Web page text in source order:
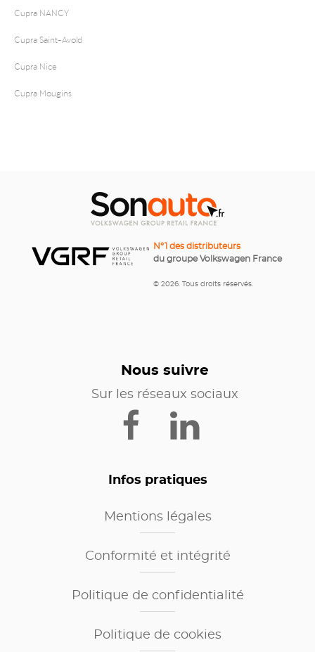
Cupra NANCY
Cupra Saint-Avold
Cupra Nice
Cupra Mougins
N°1 des distributeurs
du groupe Volkswagen France
© 2026. Tous droits réservés.
Nous suivre
Sur les réseaux sociaux
Infos pratiques
Mentions légales
Conformité et intégrité
Politique de confidentialité
Politique de cookies